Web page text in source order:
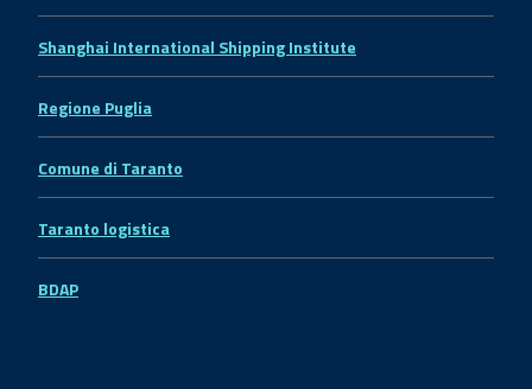
Shanghai International Shipping Institute
Regione Puglia
Comune di Taranto
Taranto logistica
BDAP